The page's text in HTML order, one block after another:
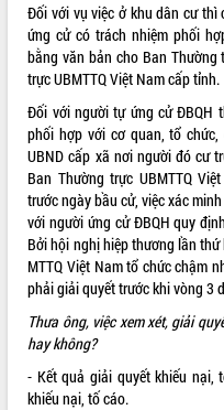
Đối với vụ việc ở khu dân cư
ứng cử có trách nhiệm phối
bằng văn bản cho Ban Thường
trực UBMTTQ Việt Nam cấp tỉnh.
Đối với người tự ứng cử ĐBQH
phối hợp với cơ quan, tổ
UBND cấp xã nơi người đó cư
Ban Thường trực UBMTTQ
trước ngày bầu cử, việc xác
với người ứng cử ĐBQH quy
Bởi hội nghị hiệp thương lần
MTTQ Việt Nam tổ chức chậm
phải giải quyết trước khi vòng 3
Thưa ông, việc xem xét, giải
hay không?
- Kết quả giải quyết khiếu nại,
khiếu nại, tố cáo.